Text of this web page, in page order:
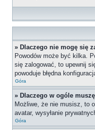
» Dlaczego nie mogę się
Powodów może być kilka.
się zalogować, to upewnij
powoduje błędna
Góra
» Dlaczego w ogóle
Możliwe, że nie musisz, to
avatar, wysyłanie
Góra